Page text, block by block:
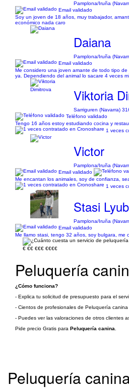
Pamplona/Iruña
Email validado
Soy un joven de 18 años, muy trabajador,
económico nada caro
Daiana
Pamplona/Iruña
Email validado
Me considero una joven amante de todo tipo
ya. Dependiendo del animal lo sacare 4 veces
Viktoria
Sarriguren (Navarra)
Teléfono validado
Tengo 16 años estoy estudiando cocina y
1 veces
Victor
Pamplona/Iruña
Email validado
Me encantan los animales, soy de confianza,
1 veces
Stasi
Pamplona/Iruña
Email validado
Me llamo stasi, tengo 32 años, soy bulgara, me
€ €€ €€€ €€€€
Peluquería
¿Cómo funciona?
- Explica tu solicitud de presupuesto para el
- Cientos de profesionales de Peluquería
- Puedes ver las valoraciones de otros clientes
Pide precio Gratis para Peluquería canina
Peluquería